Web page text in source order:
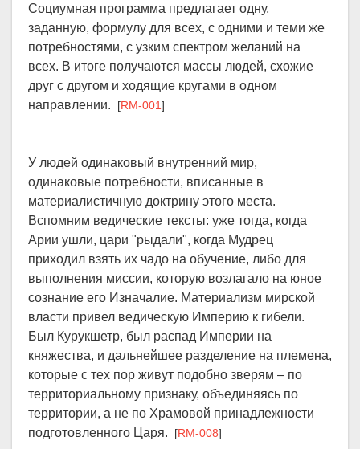
Социумная программа предлагает одну,
заданную, формулу для всех, с одними и теми же
потребностями, с узким спектром желаний на
всех. В итоге получаются массы людей, схожие
друг с другом и ходящие кругами в одном
направлении. [RM-001]
У людей одинаковый внутренний мир,
одинаковые потребности, вписанные в
материалистичную доктрину этого места.
Вспомним ведические тексты: уже тогда, когда
Арии ушли, цари "рыдали", когда Мудрец
приходил взять их чадо на обучение, либо для
выполнения миссии, которую возлагало на юное
сознание его Изначалие. Материализм мирской
власти привел ведическую Империю к гибели.
Был Курукшетр, был распад Империи на
княжества, и дальнейшее разделение на племена,
которые с тех пор живут подобно зверям – по
территориальному признаку, объединяясь по
территории, а не по Храмовой принадлежности
подготовленного Царя. [RM-008]